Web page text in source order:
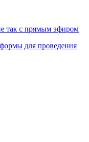
так с прямым эфиром
для проведения